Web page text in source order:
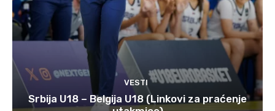
VESTI
Srbija U18 – Belgija U18 (Linkovi za praćenje